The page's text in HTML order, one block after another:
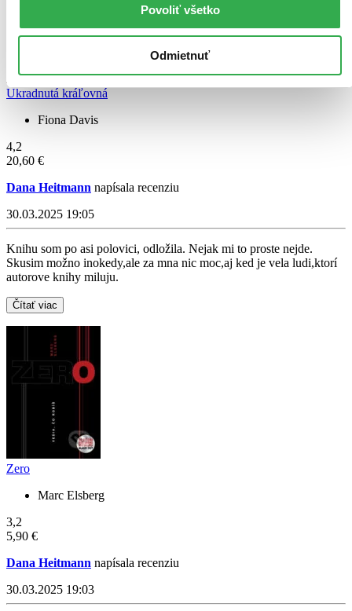
Povoliť všetko
Odmietnuť
Ukradnutá kráľovná
Fiona Davis
4,2
20,60 €
Dana Heitmann napísala recenziu
30.03.2025 19:05
Knihu som po asi polovici, odložila. Nejak mi to proste nejde.
Skusim možno inokedy,ale za mna nic moc,aj ked je vela ludi,ktorí
autorove knihy miluju.
Čítať viac
Zero
Marc Elsberg
3,2
5,90 €
Dana Heitmann napísala recenziu
30.03.2025 19:03